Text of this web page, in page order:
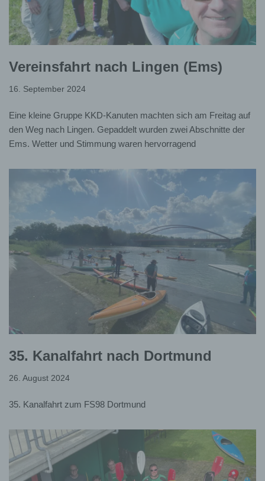
Vereinsfahrt nach Lingen (Ems)
16. September 2024
Eine kleine Gruppe KKD-Kanuten machten sich am Freitag auf
den Weg nach Lingen. Gepaddelt wurden zwei Abschnitte der
Ems. Wetter und Stimmung waren hervorragend
35. Kanalfahrt nach Dortmund
26. August 2024
35. Kanalfahrt zum FS98 Dortmund